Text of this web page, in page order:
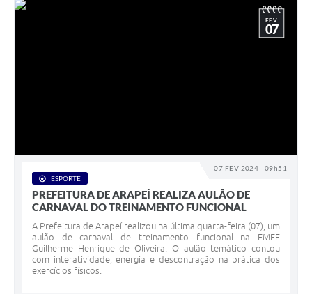
07 FEV 2024 - 09h51
FEV
07
ESPORTE
PREFEITURA DE ARAPEÍ REALIZA AULÃO DE
CARNAVAL DO TREINAMENTO FUNCIONAL
A Prefeitura de Arapeí realizou na última quarta-feira (07), um
aulão de carnaval de treinamento funcional na EMEF
Guilherme Henrique de Oliveira. O aulão temático contou
com interatividade, energia e descontração na prática dos
exercícios físicos.